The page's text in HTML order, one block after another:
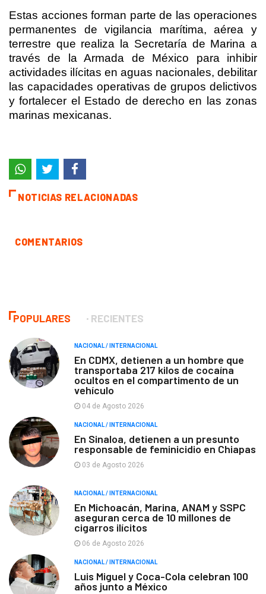
Estas acciones forman parte de las operaciones
permanentes de vigilancia marítima, aérea y
terrestre que realiza la Secretaría de Marina a
través de la Armada de México para inhibir
actividades ilícitas en aguas nacionales, debilitar
las capacidades operativas de grupos delictivos
y fortalecer el Estado de derecho en las zonas
marinas mexicanas.
NOTICIAS RELACIONADAS
COMENTARIOS
POPULARES RECIENTES
NACIONAL / INTERNACIONAL
En CDMX, detienen a un hombre que
transportaba 217 kilos de cocaína
ocultos en el compartimento de un
vehículo
04 de Agosto 2026
NACIONAL / INTERNACIONAL
En Sinaloa, detienen a un presunto
responsable de feminicidio en Chiapas
03 de Agosto 2026
NACIONAL / INTERNACIONAL
En Michoacán, Marina, ANAM y SSPC
aseguran cerca de 10 millones de
cigarros ilícitos
06 de Agosto 2026
NACIONAL / INTERNACIONAL
Luis Miguel y Coca-Cola celebran 100
años junto a México